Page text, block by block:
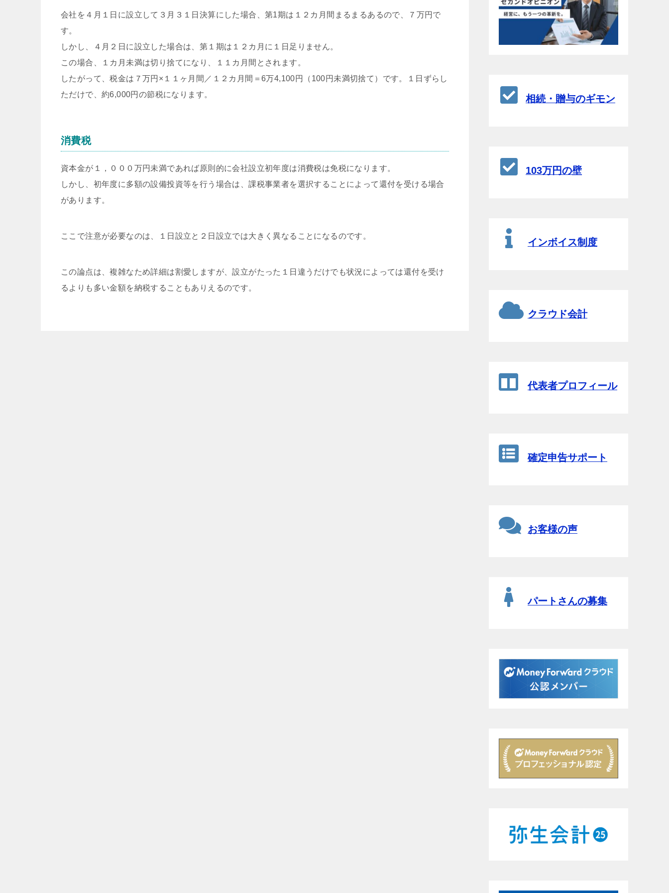
会社を４月１日に設立して３月３１日決算にした場合、第1期は１２カ月間まるまるあるので、７万円で
す。
しかし、４月２日に設立した場合は、第１期は１２カ月に１日足りません。
この場合、１カ月未満は切り捨てになり、１１カ月間とされます。
したがって、税金は７万円×１１ヶ月間／１２カ月間＝6万4,100円（100円未満切捨て）です。１日ずらし
ただけで、約6,000円の節税になります。
消費税
資本金が１，０００万円未満であれば原則的に会社設立初年度は消費税は免税になります。
しかし、初年度に多額の設備投資等を行う場合は、課税事業者を選択することによって還付を受ける場合
があります。
ここで注意が必要なのは、１日設立と２日設立では大きく異なることになるのです。
この論点は、複雑なため詳細は割愛しますが、設立がたった１日違うだけでも状況によっては還付を受け
るよりも多い金額を納税することもありえるのです。
相続・贈与のギモン
103万円の壁
インボイス制度
クラウド会計
代表者プロフィール
確定申告サポート
お客様の声
パートさんの募集